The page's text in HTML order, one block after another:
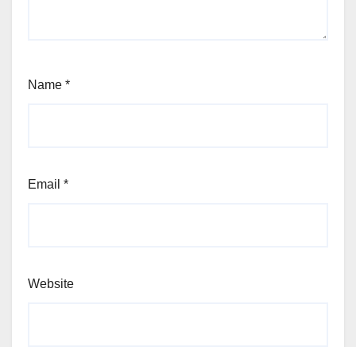
Name *
Email *
Website